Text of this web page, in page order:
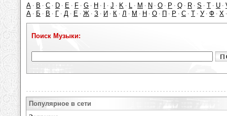
A · B · C · D · E · F · G · H · · J · K · L · M · N · O · P · Q · R · S · T · U ·
А · Б · В · Г · Д · Е · Ж · З · И · К · Л · М · Н · О · П · Р · С · Т · У · Ф · Х
Поиск Музыки:
Популярное в сети